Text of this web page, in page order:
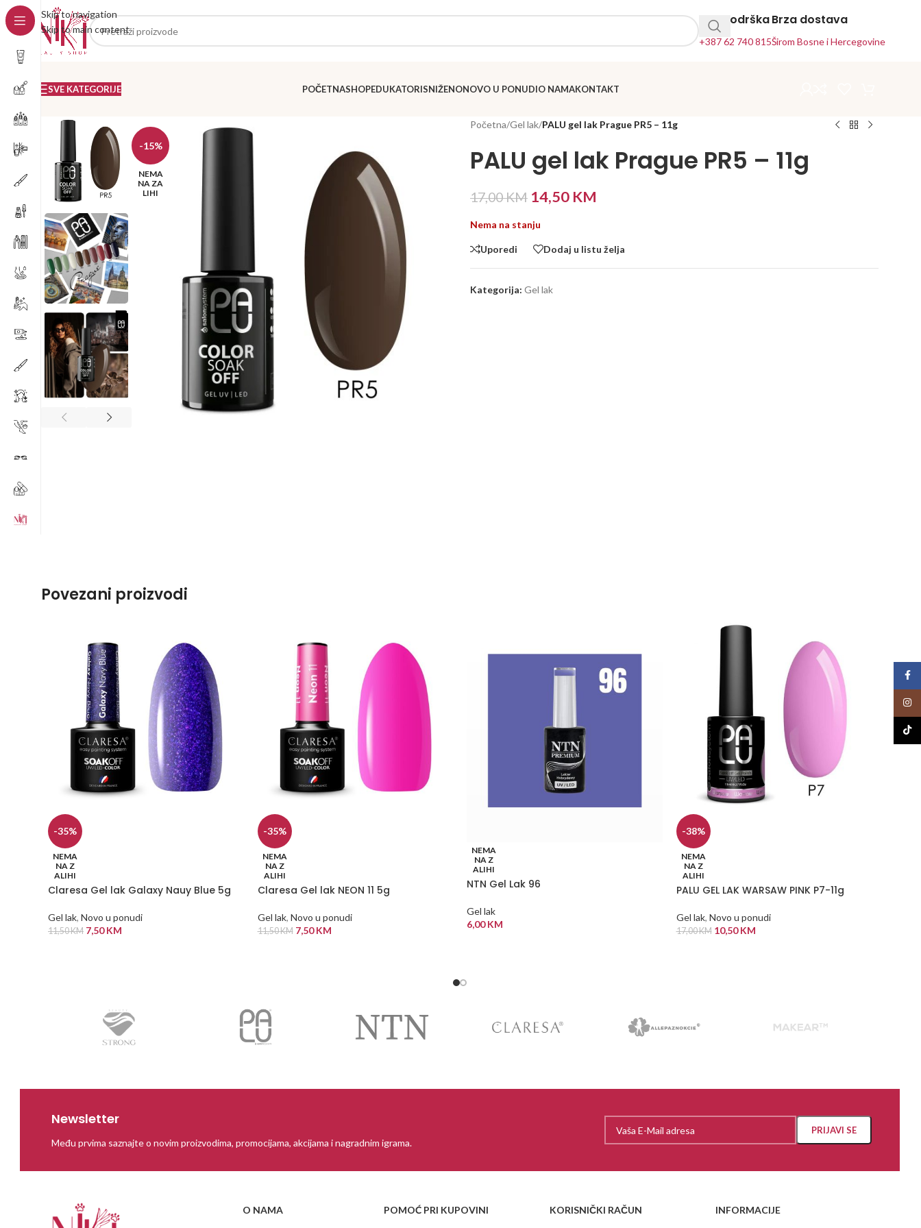
Skip to navigation
Skip to main content
24h Podrška
+387 62 740 815
Brza dostava
Širom Bosne i Hercegovine
SVE KATEGORIJE POČETNASHOPEDUKATORISNIŽENONOVO U PONUDIO NAMAKONTAKT
-15%
NEMA
NA ZA
LIHI
Početna/Gel lak/PALU gel lak Prague PR5 – 11g
PALU gel lak Prague PR5 – 11g
17,00KM 14,50 KM
Nema na stanju
Uporedi Dodaj u listu želja
Kategorija: Gel lak
Povezani proizvodi
-35%
NEMA
NA Z
ALIHI
Claresa Gel lak Galaxy Nauy Blue 5g
Gel lak, Novo u ponudi
11,50KM 7,50KM
-35%
NEMA
NA Z
ALIHI
Claresa Gel lak NEON 11 5g
Gel lak, Novo u ponudi
11,50KM 7,50KM
NEMA
NA Z
ALIHI
NTN Gel Lak 96
Gel lak
6,00KM
-38%
NEMA
NA Z
ALIHI
PALU GEL LAK WARSAW PINK P7-11g
Gel lak, Novo u ponudi
17,00KM 10,50KM
Newsletter
Među prvima saznajte o novim proizvodima, promocijama, akcijama i nagradnim igrama.
O NAMA
POMOĆ PRI KUPOVINI
KORISNIČKI RAČUN
INFORMACIJE